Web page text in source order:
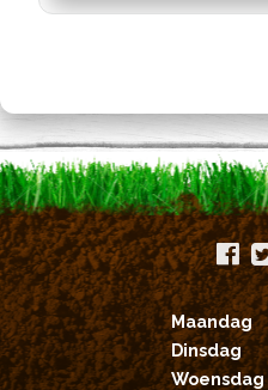
Maandag
Dinsdag
Woensdag